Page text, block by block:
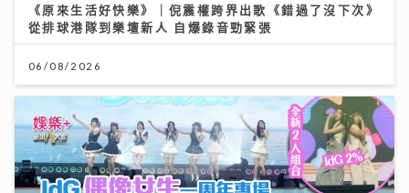
《原來生活好快樂》｜倪震權跨界出歌《錯過了沒下次》
從排球港隊到樂壇新人 自爆錄音勁緊張
06/08/2026